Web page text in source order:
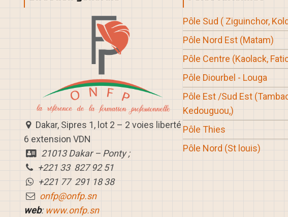
Dakar, Sipres 1, lot 2 – 2 voies liberté
6 extension VDN
21013 Dakar – Ponty ;
+221 33 827 92 51
+221 77 291 18 38
onfp@onfp.sn
web:www.onfp.sn
Pôle Sud ( Ziguinchor,
Pôle Nord Est (Matam)
Pôle Centre (Kaolack,
Pôle Diourbel - Louga
Pôle Est /Sud Est
Kedouguou,)
Pôle Thies
Pôle Nord (St louis)